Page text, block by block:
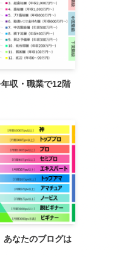
年収・職業で12階
あなたのブログは